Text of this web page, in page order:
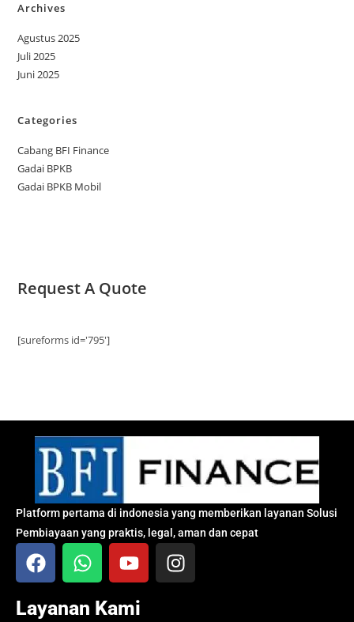
Archives
Agustus 2025
Juli 2025
Juni 2025
Categories
Cabang BFI Finance
Gadai BPKB
Gadai BPKB Mobil
Request A Quote
[sureforms id='795']
Platform pertama di indonesia yang memberikan layanan Solusi
Pembiayaan yang praktis, legal, aman dan cepat
Layanan Kami